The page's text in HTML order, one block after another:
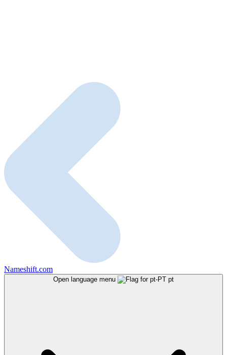
Nameshift.com
Open language menu pt